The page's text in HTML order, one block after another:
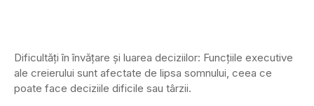
Dificultăți în învățare și luarea deciziilor: Funcțiile executive
ale creierului sunt afectate de lipsa somnului, ceea ce
poate face deciziile dificile sau târzii.